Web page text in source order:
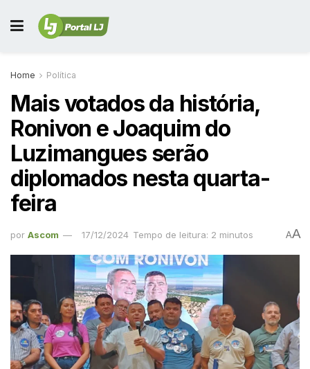
Home Política
Mais votados da história,
Ronivon e Joaquim do
Luzimangues serão
diplomados nesta quarta-
feira
por Ascom 17/12/2024 Tempo de leitura: 2 minutos AA